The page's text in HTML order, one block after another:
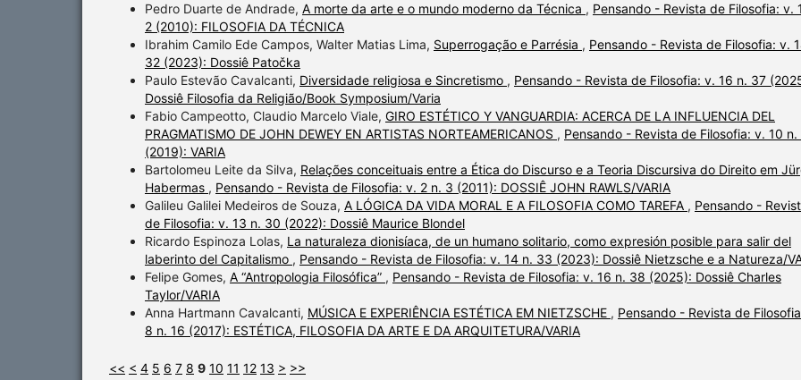
Pedro Duarte de Andrade, A morte da arte e o mundo moderno da Técnica , Pensando - Revista de Filosofia: v.
2 (2010): FILOSOFIA DA TÉCNICA
Ibrahim Camilo Ede Campos, Walter Matias Lima, Superrogação e Parrésia , Pensando - Revista de Filosofia: v.
32 (2023): Dossiê Patočka
Paulo Estevão Cavalcanti, Diversidade religiosa e Sincretismo , Pensando - Revista de Filosofia: v. 16 n. 37
Dossiê Filosofia da Religião/Book Symposium/Varia
Fabio Campeotto, Claudio Marcelo Viale, GIRO ESTÉTICO Y VANGUARDIA: ACERCA DE LA INFLUENCIA DEL
PRAGMATISMO DE JOHN DEWEY EN ARTISTAS NORTEAMERICANOS , Pensando - Revista de Filosofia: v. 10 n.
(2019): VARIA
Bartolomeu Leite da Silva, Relações conceituais entre a Ética do Discurso e a Teoria Discursiva do Direito em
Habermas , Pensando - Revista de Filosofia: v. 2 n. 3 (2011): DOSSIÊ JOHN RAWLS/VARIA
Galileu Galilei Medeiros de Souza, A LÓGICA DA VIDA MORAL E A FILOSOFIA COMO TAREFA , Pensando -
de Filosofia: v. 13 n. 30 (2022): Dossiê Maurice Blondel
Ricardo Espinoza Lolas, La naturaleza dionisíaca, de un humano solitario, como expresión posible para salir del
laberinto del Capitalismo , Pensando - Revista de Filosofia: v. 14 n. 33 (2023): Dossiê Nietzsche e a Natureza/
Felipe Gomes, A “Antropologia Filosófica” , Pensando - Revista de Filosofia: v. 16 n. 38 (2025): Dossiê Charles
Taylor/VARIA
Anna Hartmann Cavalcanti, MÚSICA E EXPERIÊNCIA ESTÉTICA EM NIETZSCHE , Pensando - Revista de
8 n. 16 (2017): ESTÉTICA, FILOSOFIA DA ARTE E DA ARQUITETURA/VARIA
<< < 4 5 6 7 8 9 10 11 12 13 > >>